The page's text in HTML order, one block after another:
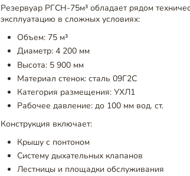
Резервуар РГСН-75м³ обладает рядом
эксплуатацию в сложных условиях:
Объем: 75 м³
Диаметр: 4 200 мм
Высота: 5 900 мм
Материал стенок: сталь 09Г2С
Категория размещения: УХЛ1
Рабочее давление: до 100 мм вод. ст.
Конструкция включает:
Крышу с понтоном
Систему дыхательных клапанов
Лестницы и площадки обслуживания